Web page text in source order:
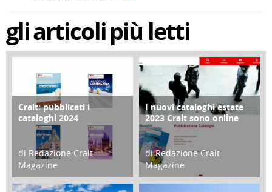
gliarticolipiù letti
COPERTINA
Cralt: pubblicati i
cataloghi 2024
di Redazione Cralt
Magazine
21 Novembre 2023
CONTRO COPERTINA
I nuovi cataloghi estate
2023 Cralt sono online
di Redazione Cralt
Magazine
07 Marzo 2023